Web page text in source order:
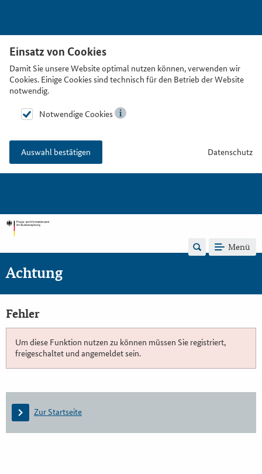
Einsatz von Cookies
Damit Sie unsere Website optimal nutzen können, verwenden wir
Cookies. Einige Cookies sind technisch für den Betrieb der Website
notwendig.
Notwendige Cookies
Auswahl bestätigen Datenschutz
Menü
Achtung
Fehler
Um diese Funktion nutzen zu können müssen Sie registriert,
freigeschaltet und angemeldet sein.
Zur Startseite